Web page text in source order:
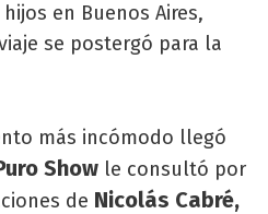
en Buenos Aires,
se postergó para la
más incómodo llegó
Show le consultó por
de Nicolás Cabré,